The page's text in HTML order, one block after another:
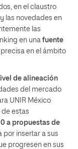
en el claustro
las novedades en
las
en una fuente
en el ámbito
de alineación
del mercado
UNIR México
estas
a propuestas de
por insertar a sus
progresen en sus